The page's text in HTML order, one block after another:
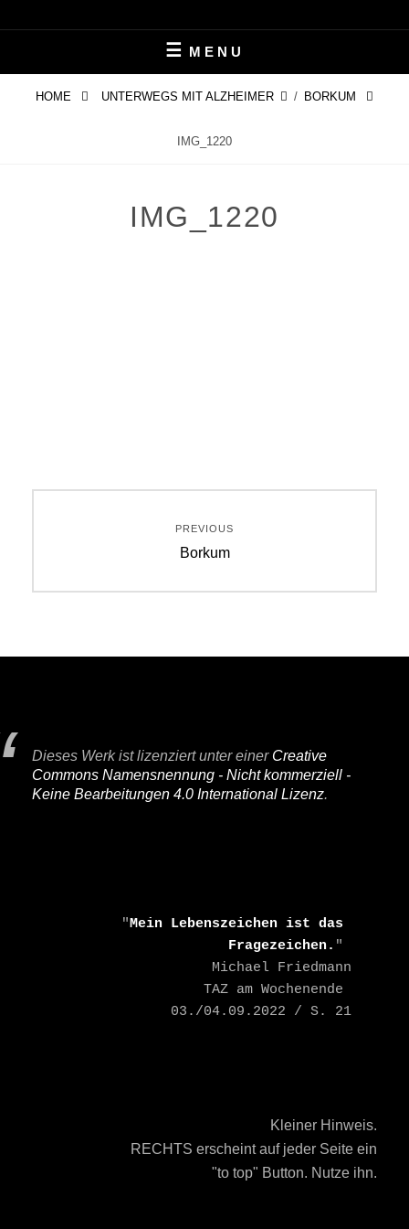
to
PERIFAIR
MENU
HOME UNTERWEGS MIT ALZHEIMER / BORKUM
IMG_1220
IMG_1220
PREVIOUS
Previous
Borkum
Dieses Werk ist lizenziert unter einer Creative
Commons Namensnennung - Nicht kommerziell -
Keine Bearbeitungen 4.0 International Lizenz.
    "
Mein Lebenszeichen ist das
Fragezeichen. "
03./04.09.2022 / S. 21
Kleiner Hinweis.
RECHTS erscheint auf jeder Seite ein
"to top" Button. Nutze ihn.